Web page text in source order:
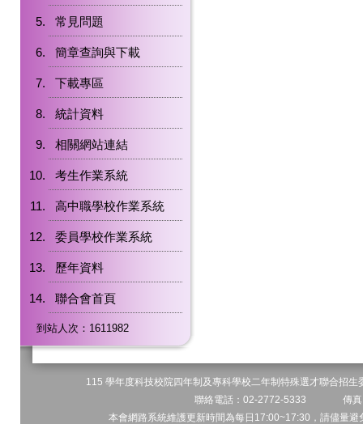
常見問題
簡章查詢與下載
下載專區
統計資料
相關網站連結
考生作業系統
高中職學校作業系統
委員學校作業系統
歷年資料
聯合會首頁
到站人次：1611982
115 學年度科技校院四年制及專科學校二年制特殊選才聯合
聯絡電話：02-2772-5333 傳
本會網路系統維護更新時間為每日17:00~17:30，請儘量